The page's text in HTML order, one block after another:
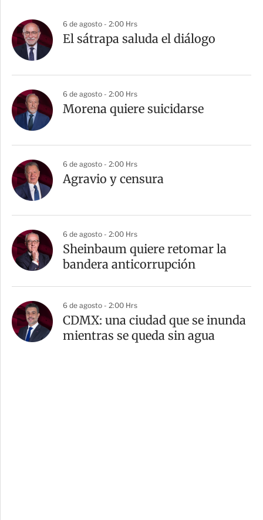
6 de agosto - 2:00 Hrs
El sátrapa saluda el diálogo
6 de agosto - 2:00 Hrs
Morena quiere suicidarse
6 de agosto - 2:00 Hrs
Agravio y censura
6 de agosto - 2:00 Hrs
Sheinbaum quiere retomar la
bandera anticorrupción
6 de agosto - 2:00 Hrs
CDMX: una ciudad que se inunda
mientras se queda sin agua